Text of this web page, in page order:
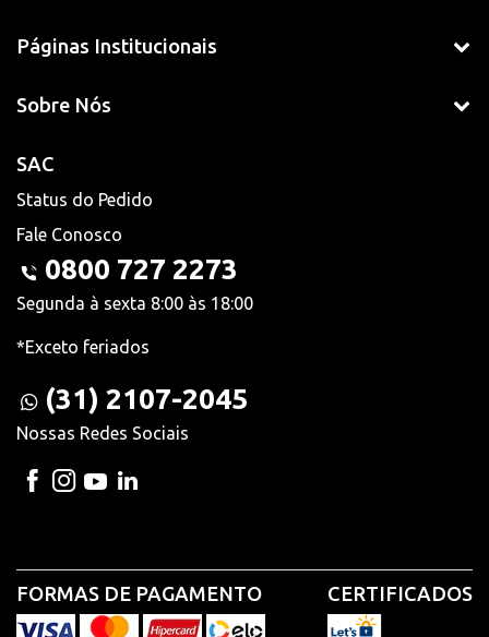
Páginas Institucionais
Sobre Nós
SAC
Status do Pedido
Fale Conosco
0800 727 2273
Segunda à sexta 8:00 às 18:00
*Exceto feriados
(31) 2107-2045
Nossas Redes Sociais
FORMAS DE PAGAMENTO CERTIFICADOS